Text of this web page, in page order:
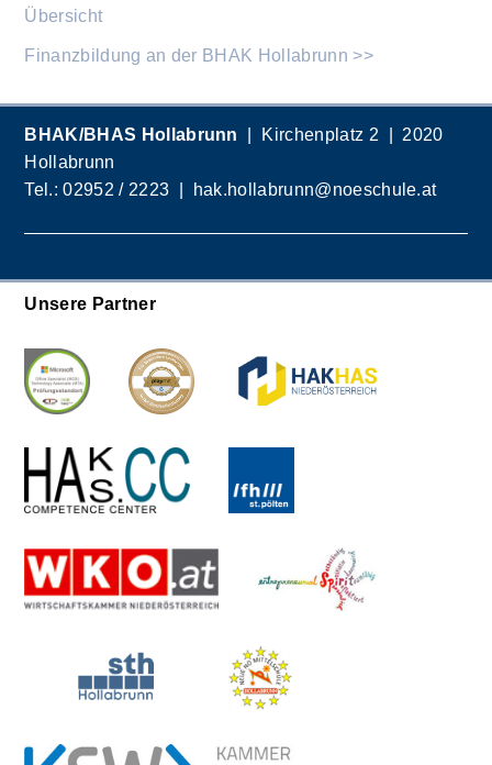
Übersicht
Finanzbildung an der BHAK Hollabrunn >>
BHAK/BHAS Hollabrunn
| Kirchenplatz 2 | 2020
Hollabrunn
Tel.:02952 / 2223 | hak.hollabrunn@noeschule.at
Unsere Partner